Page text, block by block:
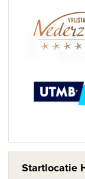
Startlocatie